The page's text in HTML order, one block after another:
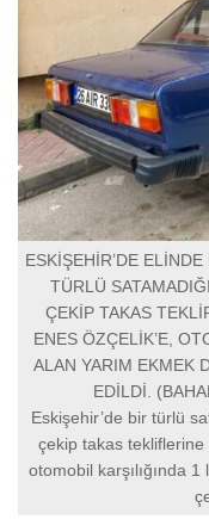
ESKİŞEHİR’DE
TÜRLÜ
ÇEKİP TAKAS
ENES ÖZÇELİK’E,
ALAN YARIM EKMEK
EDİLDİ.
Eskişehir’de bir türlü
çekip takas tekliflerine
otomobil karşılığında